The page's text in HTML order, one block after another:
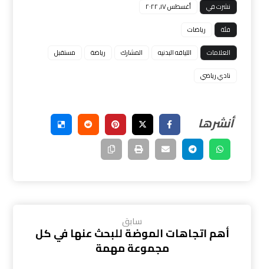
نشرت في
أغسطس ١٧, ٢٠٢٢
فئة
رياضات
العلامات
اللياقه البدنيه المشارك رياضة
مستقبل
نادي رياضي
سابق
أهم اتجاهات الموضة للبحث عنها في كل
مجموعة مهمة